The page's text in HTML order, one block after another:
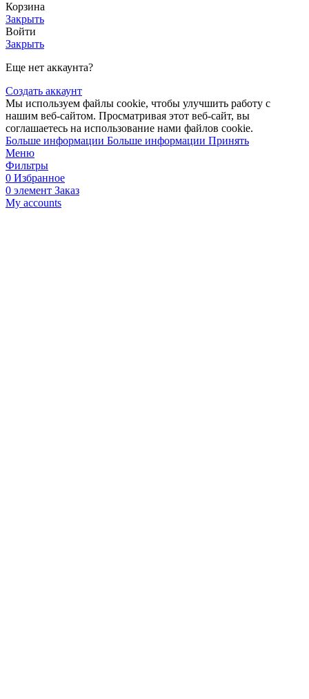
Корзина
Закрыть
Войти
Закрыть
Еще нет аккаунта?
Создать аккаунт
Мы используем файлы cookie, чтобы улучшить работу с
нашим веб-сайтом. Просматривая этот веб-сайт, вы
соглашаетесь на использование нами файлов cookie.
Больше информации Больше информации Принять
Меню
Фильтры
0 Избранное
0 элемент Заказ
My accounts